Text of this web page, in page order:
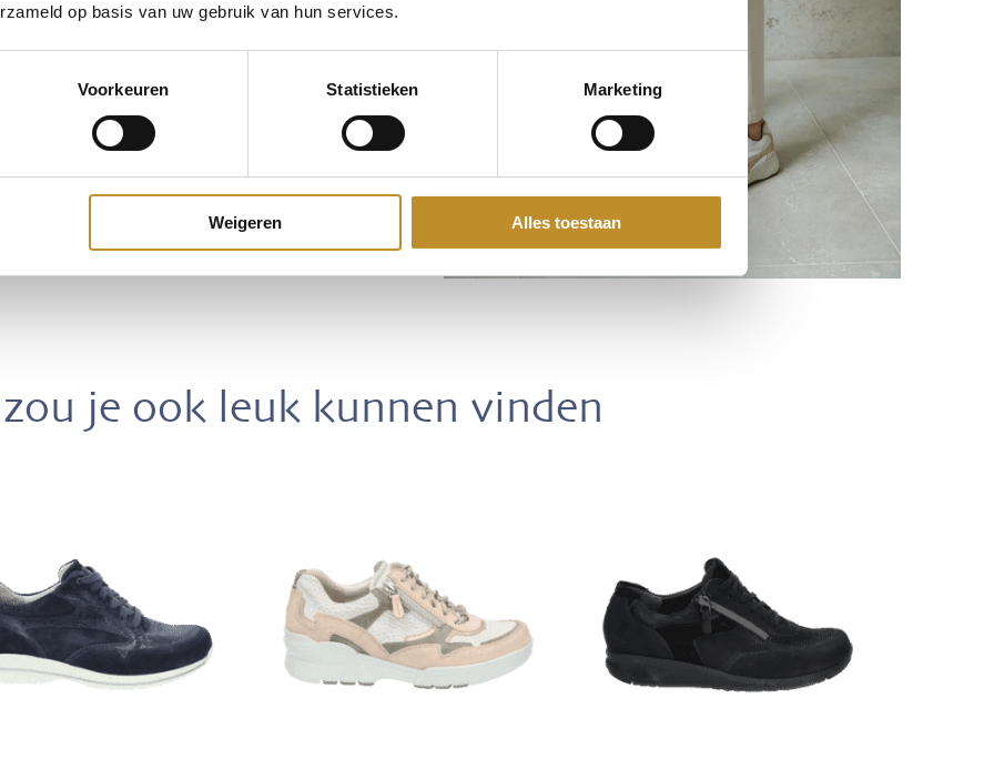
op basis van uw gebruik van hun services.
Voorkeuren Statistieken Marketing
Weigeren Alles toestaan
je ook leuk kunnen vinden